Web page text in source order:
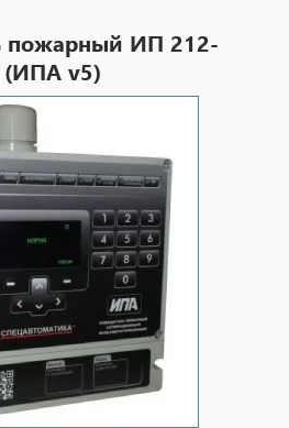
пожарный ИП 212-
(ИПА v5)